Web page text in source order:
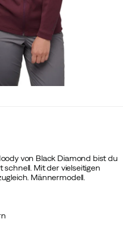
von Black Diamond bist du
Mit der vielseitigen
Männermodell.